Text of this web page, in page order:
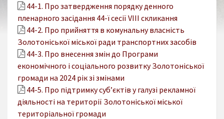
44-1. Про затвердження порядку денного
пленарного засідання 44-ї сесії VIІІ скликання
44-2. Про прийняття в комунальну власність
Золотоніської міської ради транспортних засобів
44-3. Про внесення змін до Програми
економічного і соціального розвитку Золотоніської
громади на 2024 рік зі змінами
44-5. Про підтримку суб’єктів у галузі рекламної
діяльності на території Золотоніської міської
територіальної громади